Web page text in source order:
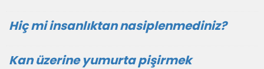
Hiç mi insanlıktan nasiplenmediniz?
Kan üzerine yumurta pişirmek